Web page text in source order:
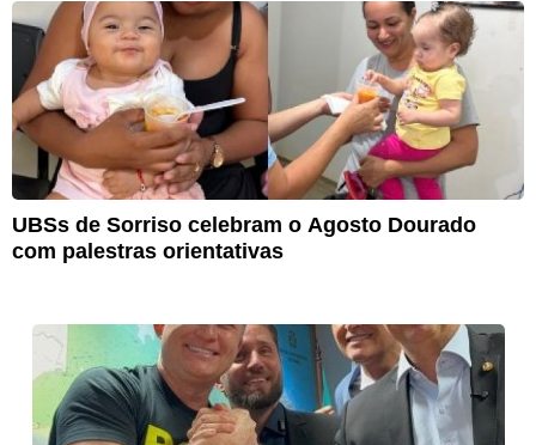
UBSs de Sorriso celebram o Agosto Dourado
com palestras orientativas